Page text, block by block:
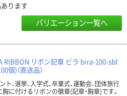
ります
バリエーション一覧へ
RIBBON リボン記章 ビラ bira-100-sbl
個)（直送品）
ト、選挙、入学式、卒業式、運動会、団体旅行
に付けるリボンの徽章(記章・胸章)です。